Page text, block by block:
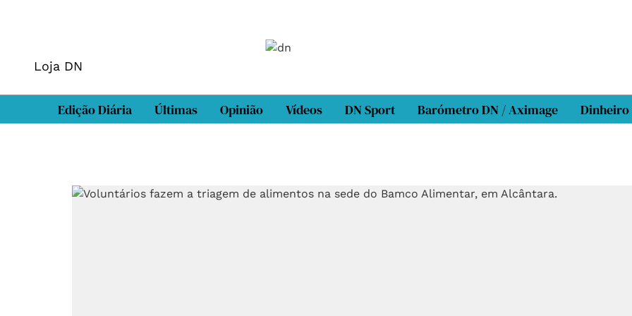
Loja DN
Edição Diária Últimas Opinião Vídeos DN Sport Barómetro DN / Aximage Dinheiro